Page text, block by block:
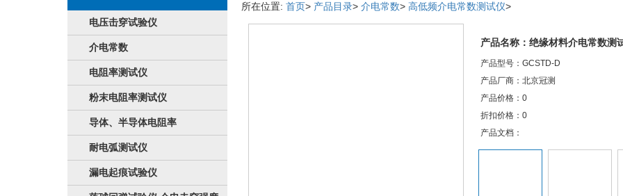
电压击穿试验仪
介电常数
电阻率测试仪
粉末电阻率测试仪
导体、半导体电阻率
耐电弧测试仪
漏电起痕试验仪
所在位置: 首页> 产品目录> 介电常数> 高低频介电常数测试仪>
产品名称：绝缘材料介电常数测
产品型号：GCSTD-D
产品厂商：北京冠测
产品价格：0
折扣价格：0
产品文档：